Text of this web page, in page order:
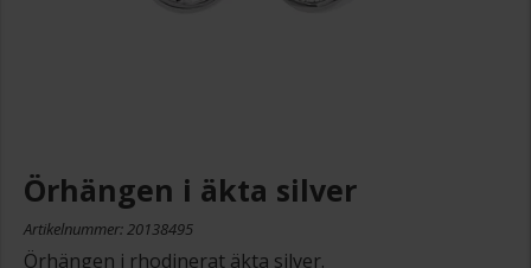
Örhängen i äkta silver
Artikelnummer: 20138495
Örhängen i rhodinerat äkta silver.